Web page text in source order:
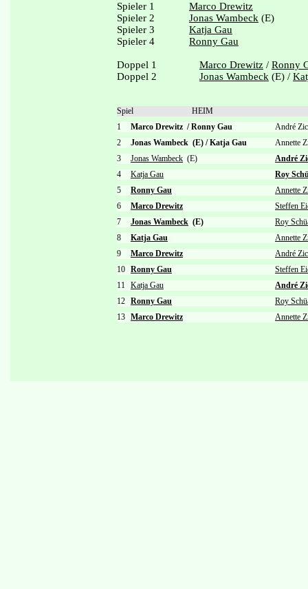
Spieler 1
Marco Drewitz
Spieler 2
Jonas Wambeck (E)
Spieler 3
Katja Gau
Spieler 4
Ronny Gau
Doppel 1 Marco Drewitz / Ronny
Doppel 2
Jonas Wambeck (E) /
Spiel
HEIM
1
Marco Drewitz /Ronny Gau
André
2
Jonas Wambeck (E) /Katja Gau
Annette
3
Jonas Wambeck (E)
André
4
Katja Gau
Roy
5
Ronny Gau
Annette
6
Marco Drewitz
Steffen
7
Jonas Wambeck (E)
Roy
8
Katja Gau
Annette
9
Marco Drewitz
André
10 Ronny Gau
Steffen
11 Katja Gau
André
12 Ronny Gau
Roy
13 Marco Drewitz Annette